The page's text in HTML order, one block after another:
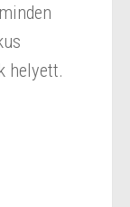
helyett.